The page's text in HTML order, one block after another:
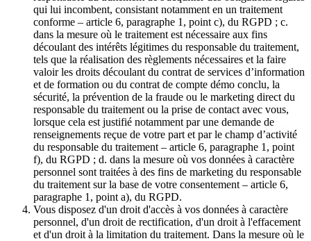
qui lui incombent, consistant notamment en un traitement
conforme – article 6, paragraphe 1, point c), du RGPD ; c.
dans la mesure où le traitement est nécessaire aux fins
découlant des intérêts légitimes du responsable du traitement,
tels que la réalisation des règlements nécessaires et la faire
valoir les droits découlant du contrat de services d’information
et de formation ou du contrat de compte démo conclu, la
sécurité, la prévention de la fraude ou le marketing direct du
responsable du traitement ou la prise de contact avec vous,
lorsque cela est justifié notamment par une demande de
renseignements reçue de votre part et par le champ d’activité
du responsable du traitement – article 6, paragraphe 1, point
f), du RGPD ; d. dans la mesure où vos données à caractère
personnel sont traitées à des fins de marketing du responsable
du traitement sur la base de votre consentement – article 6,
paragraphe 1, point a), du RGPD.
Vous disposez d'un droit d'accès à vos données à caractère
personnel, d'un droit de rectification, d'un droit à l'effacement
et d'un droit à la limitation du traitement. Dans la mesure où le